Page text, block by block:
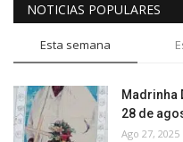
NOTICIAS POPULARES
Esta semana
Madrinha
28 de
Ago 27, 2025